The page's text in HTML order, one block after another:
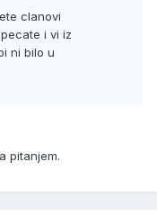
clanovi
i vi iz
ni bilo u
pitanjem.